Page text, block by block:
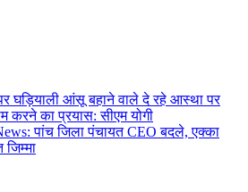
पर घड़ियाली आंसू बहाने वाले दे रहे आस्था पर
करने का प्रयास: सीएम योगी
पांच जिला पंचायत CEO बदले, एक्का